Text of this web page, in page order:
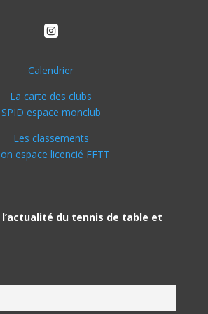

Calendrier
La carte des clubs
SPID espace monclub
Les classements
espace licencié FFTT
du tennis de table et